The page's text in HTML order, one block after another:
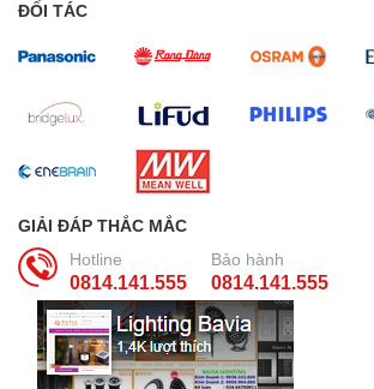
ĐỐI TÁC
GIẢI ĐÁP THẮC MẮC
Hotline
0814.141.555
Bảo hành
0814.141.555